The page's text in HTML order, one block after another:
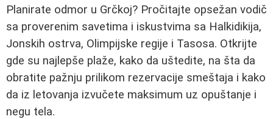
Planirate odmor u Grčkoj? Pročitajte opsežan vodič
sa proverenim savetima i iskustvima sa Halkidikija,
Jonskih ostrva, Olimpijske regije i Tasosa. Otkrijte
gde su najlepše plaže, kako da uštedite, na šta da
obratite pažnju prilikom rezervacije smeštaja i kako
da iz letovanja izvučete maksimum uz opuštanje i
negu tela.